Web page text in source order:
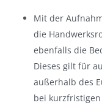
Mit der
die
ebenfalls die
Dieses gilt für
außerhalb des
bei